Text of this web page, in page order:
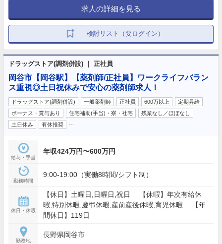
求人の詳細を見る
検討リスト（要ログイン）
ドラッグストア(調剤併設) ｜ 正社員
岡谷市【岡谷駅】【薬剤師/正社員】ワークライフバラン
ス重視◎土日祝休みで安心の薬剤師求人！
ドラッグストア(調剤併設) 一般薬剤師 正社員 600万以上
定期昇給
ボーナス・賞与あり
住宅補助(手当)・寮・社宅
残業なし／ほぼなし
土日休み
有休推奨
給与・手当
年収424万円〜600万円
勤務時間
9:00-19:00（実働8時間/シフト制）
休日・休暇
【休日】土曜日,日曜日,祝日 【休暇】年次有給休
暇,特別休暇,慶弔休暇,産前産後休暇,育児休暇 【年
間休日】119日
勤務地
長野県岡谷市